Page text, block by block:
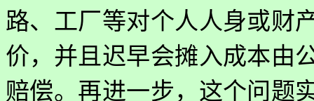
路、工厂等对个人人身或财
价，并且迟早会摊入成本由
赔偿。再进一步，这个问题